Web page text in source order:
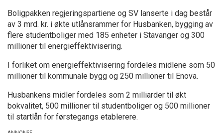
Boligpakken regjeringspartiene og SV lanserte i dag består
av 3 mrd. kr. i økte utlånsrammer for Husbanken, bygging av
flere studentboliger med 185 enheter i Stavanger og 300
millioner til energieffektivisering.
I forliket om energieffektivisering fordeles midlene som 50
millioner til kommunale bygg og 250 millioner til Enova.
Husbankens midler fordeles som 2 milliarder til økt
bokvalitet, 500 millioner til studentboliger og 500 millioner
til startlån for førstegangs etablerere.